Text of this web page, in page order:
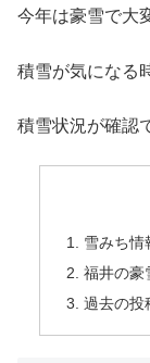
今年は豪雪で大
積雪が気になる
積雪状況が確認
雪みち情
福井の
過去の投